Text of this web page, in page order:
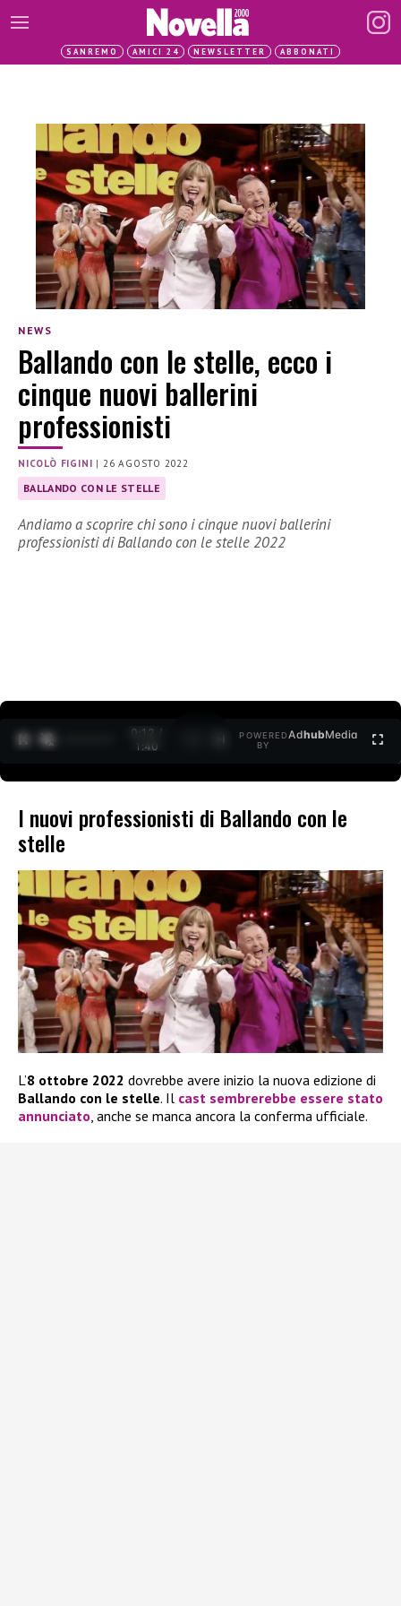
SANREMO AMICI 24 NEWSLETTER ABBONATI
NEWS
Ballando con le stelle, ecco i
cinque nuovi ballerini
professionisti
NICOLÒ FIGINI | 26 AGOSTO 2022
BALLANDO CON LE STELLE
Andiamo a scoprire chi sono i cinque nuovi ballerini
professionisti di Ballando con le stelle 2022
0:12 /
1:40
POWERED
BY
AdhubMedia
I nuovi professionisti di Ballando con le
stelle
L’8 ottobre 2022 dovrebbe avere inizio la nuova edizione di
Ballando con le stelle. Il cast sembrerebbe essere stato
annunciato, anche se manca ancora la conferma ufficiale.